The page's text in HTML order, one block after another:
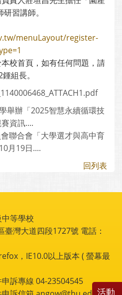
習講師。
menuLayout/register-
校首頁，如有任何問題，請
組長。
舉辦「2025智慧永續循環技
資訊....
聯合會「大學選才與高中育
月19日....
回列表
等學校
灣大道四段1727號 電話：
，IE10.0以上版本 ( 螢幕最
訴專線 04-23504545
活動